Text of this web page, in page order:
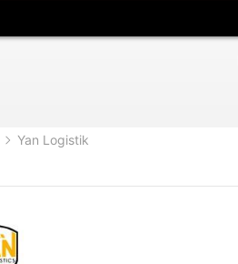
Yan Logistik